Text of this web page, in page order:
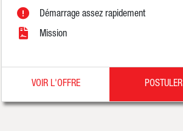
Démarrage assez rapidement
Mission
VOIR L'OFFRE POSTULER